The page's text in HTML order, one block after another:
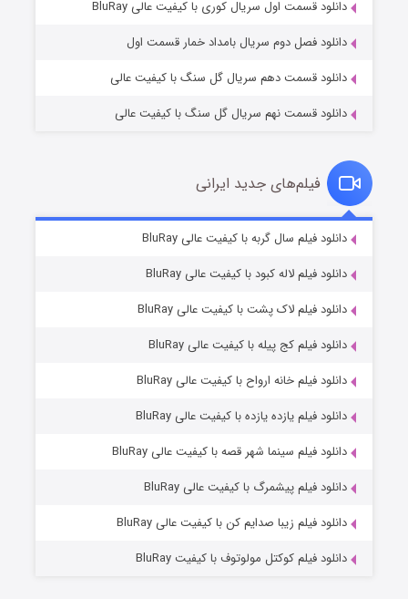
قسمت
منتشر شد
قسمت۷ (زیرنویس) منتشر شد
دانلود قسمت اول سریال کوری با کیفیت عالی BluRay
دانلود فصل دوم سریال بامداد خمار قسمت اول
دانلود قسمت دهم سریال گل سنگ با کیفیت عالی
دانلود قسمت نهم سریال گل سنگ با کیفیت عالی
فیلم‌های جدید ایرانی
دانلود فیلم سال گربه با کیفیت عالی BluRay
دانلود فیلم لاله کبود با کیفیت عالی BluRay
دانلود فیلم لاک پشت با کیفیت عالی BluRay
دانلود فیلم کج‌ پیله با کیفیت عالی BluRay
دانلود فیلم خانه ارواح با کیفیت عالی BluRay
دانلود فیلم یازده یازده با کیفیت عالی BluRay
دانلود فیلم سینما شهر قصه با کیفیت عالی BluRay
دانلود فیلم پیشمرگ با کیفیت عالی BluRay
دانلود فیلم زیبا صدایم کن با کیفیت عالی BluRay
دانلود فیلم کوکتل مولوتوف با کیفیت BluRay